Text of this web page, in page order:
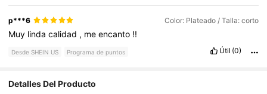
p***6 Color: Plateado / Talla: corto
Muy lindacalidad , meencanto !!
Desde SHEIN US Programa de puntos Útil (0)
Detalles Del Producto
4.84 92K Seguidores